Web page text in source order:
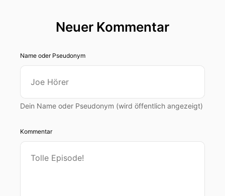
Neuer Kommentar
Name oder Pseudonym
Dein Name oder Pseudonym (wird öffentlich angezeigt)
Kommentar